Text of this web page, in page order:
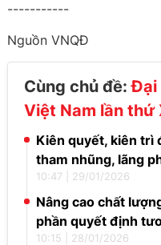
-----------
Nguồn VNQĐ
Cùng chủ đề:Đại
Việt Nam lần thứ
Kiên quyết, kiên trì
tham nhũng, lãng
10:47 29/01/2026
Nâng cao chất
phần quyết định
10:15 28/01/2026